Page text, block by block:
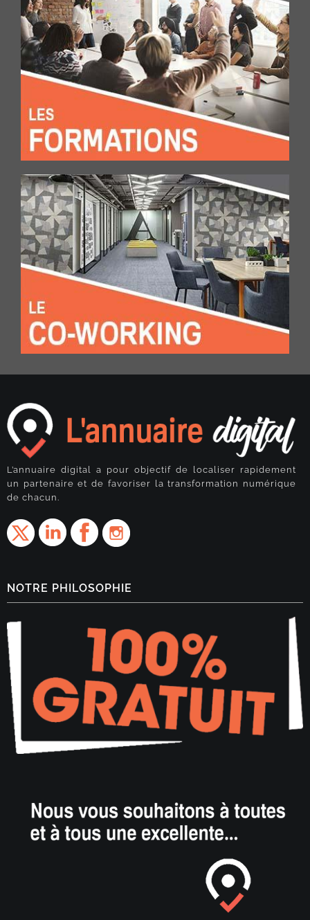
L’annuaire digital a pour objectif de localiser rapidement
un partenaire et de favoriser la transformation numérique
de chacun.
NOTRE PHILOSOPHIE